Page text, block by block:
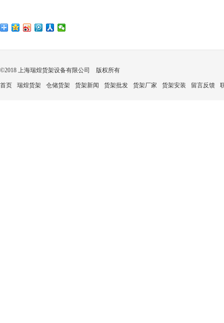
©2018 上海瑞煌货架设备有限公司 版权所有
首页 瑞煌货架 仓储货架 货架新闻 货架批发 货架厂家 货架安装 留言反馈